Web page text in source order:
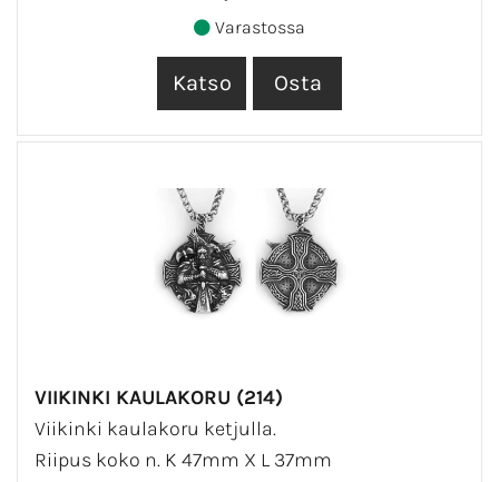
Varastossa
VIIKINKI KAULAKORU (214)
Viikinki kaulakoru ketjulla.
Riipus koko n. K 47mm X L 37mm